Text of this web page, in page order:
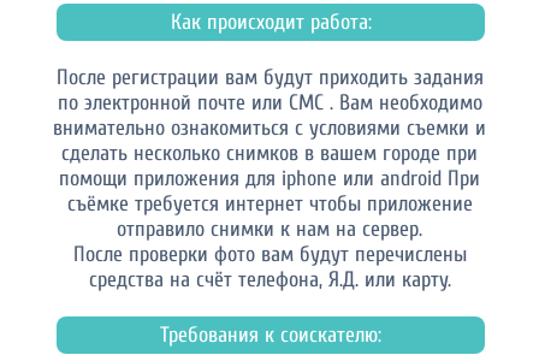
Как происходит работа:
После регистрации вам будут приходить задания
по электронной почте или СМС . Вам необходимо
внимательно ознакомиться с условиями съемки и
сделать несколько снимков в вашем городе при
помощи приложения для iphone или android При
съёмке требуется интернет чтобы приложение
отправило снимки к нам на сервер.
После проверки фото вам будут перечислены
средства на счёт телефона, Я.Д. или карту.
Требования к соискателю: